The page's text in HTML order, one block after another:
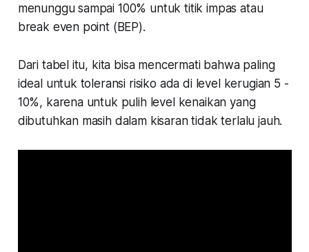
menunggu sampai 100% untuk titik impas atau
break even point (BEP).
Dari tabel itu, kita bisa mencermati bahwa paling
ideal untuk toleransi risiko ada di level kerugian 5 -
10%, karena untuk pulih level kenaikan yang
dibutuhkan masih dalam kisaran tidak terlalu jauh.